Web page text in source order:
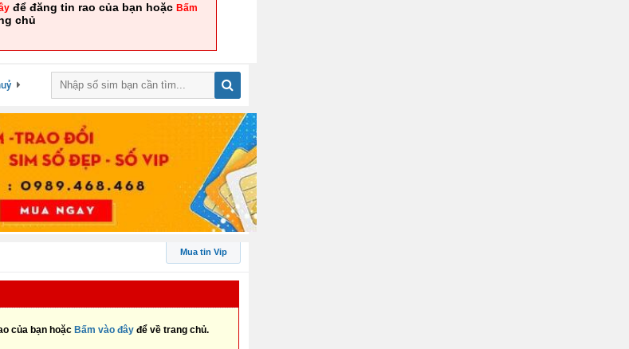
để đăng tin rao của bạn hoặc Bấm
chủ
Mua tin Vip
của bạn hoặc Bấm vào đây để về trang chủ.